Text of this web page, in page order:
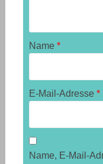
Name *
E-Mail-Adresse *
Name, E-Mail-